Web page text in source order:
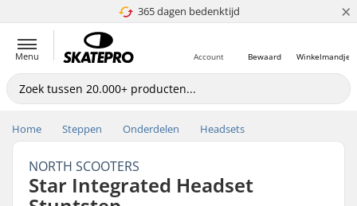
365 dagen bedenktijd
4.8 van 5 ×
Menu Winkelmandje
Bewaard
Account
Home Steppen Onderdelen Headsets
NORTH SCOOTERS
Star Integrated Headset